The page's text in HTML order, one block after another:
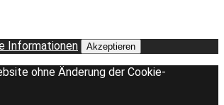
Informationen Akzeptieren
ohne Änderung der Cookie-